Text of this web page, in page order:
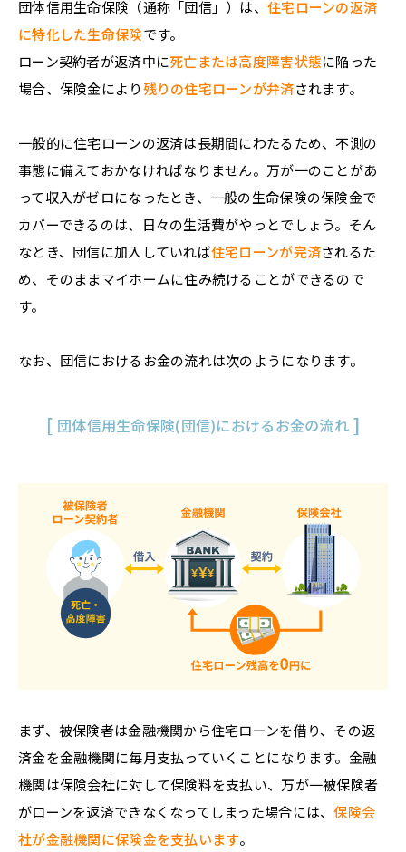
団体信用生命保険（通称「団信」）は、住宅ローンの返済
に特化した生命保険です。
ローン契約者が返済中に死亡または高度障害状態に陥った
場合、保険金により残りの住宅ローンが弁済されます。
一般的に住宅ローンの返済は長期間にわたるため、不測の
事態に備えておかなければなりません。万が一のことがあ
って収入がゼロになったとき、一般の生命保険の保険金で
カバーできるのは、日々の生活費がやっとでしょう。そん
なとき、団信に加入していれば住宅ローンが完済されるた
め、そのままマイホームに住み続けることができるので
す。
なお、団信におけるお金の流れは次のようになります。
団体信用生命保険(団信)におけるお金の流れ
まず、被保険者は金融機関から住宅ローンを借り、その返
済金を金融機関に毎月支払っていくことになります。金融
機関は保険会社に対して保険料を支払い、万が一被保険者
がローンを返済できなくなってしまった場合には、保険会
社が金融機関に保険金を支払います。